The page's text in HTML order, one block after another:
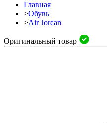
Главная
>Обувь
>Air Jordan
Оригинальный товар